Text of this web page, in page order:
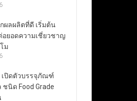
ผลผลิตที่ดี เริ่มต้น
อยอดความเชี่ยวชาญ
ม
เปิดตัวบรรจุภัณฑ์
นิด Food Grade